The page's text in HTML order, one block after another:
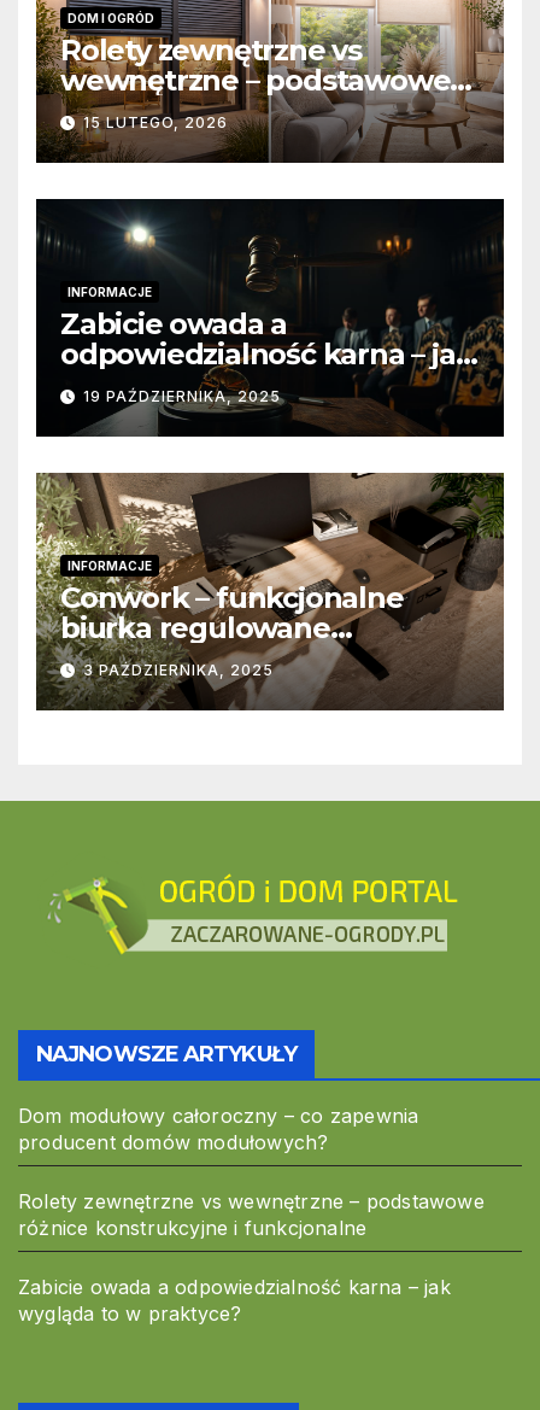
DOM I OGRÓD
Rolety zewnętrzne vs
wewnętrzne – podstawowe
różnice konstrukcyjne i
funkcjonalne
15 LUTEGO, 2026
INFORMACJE
Zabicie owada a
odpowiedzialność karna – jak
wygląda to w praktyce?
19 PAŹDZIERNIKA, 2025
INFORMACJE
Conwork – funkcjonalne
biurka regulowane
stworzone z myślą o
nowoczesnych
przestrzeniach pracy
3 PAŹDZIERNIKA, 2025
NAJNOWSZE ARTYKUŁY
Dom modułowy całoroczny – co zapewnia
producent domów modułowych?
Rolety zewnętrzne vs wewnętrzne – podstawowe
różnice konstrukcyjne i funkcjonalne
Zabicie owada a odpowiedzialność karna – jak
wygląda to w praktyce?